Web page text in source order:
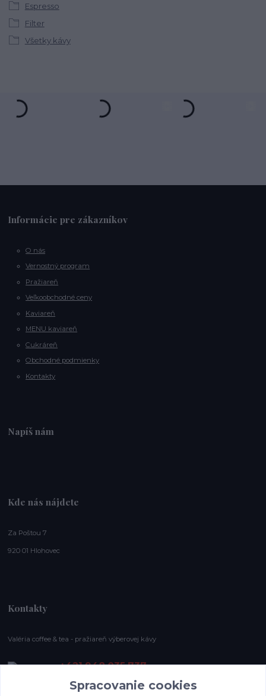
Espresso
Filter
Všetky kávy
Informácie pre zákazníkov
O nás
Vernostný program
Pražiareň
Veľkoobchodné ceny
Kaviareň
MENU kaviareň
Cukráreň
Obchodné podmienky
Kontakty
Napíš nám
Kde nás nájdete
Za Poštou 7
920 01 Hlohovec
Kontakty
Valéria coffee & tea - pražiareň výberovej kávy
+421 948 035 737
Spracovanie cookies